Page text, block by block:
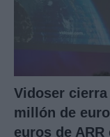
Vidoser
millón de
euros de